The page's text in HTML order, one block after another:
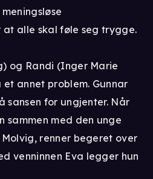
at alle skal føle seg trygge.
og Randi (Inger Marie
et annet problem. Gunnar
sansen for ungjenter. Når
sammen med den unge
renner begeret over
venninnen Eva legger hun